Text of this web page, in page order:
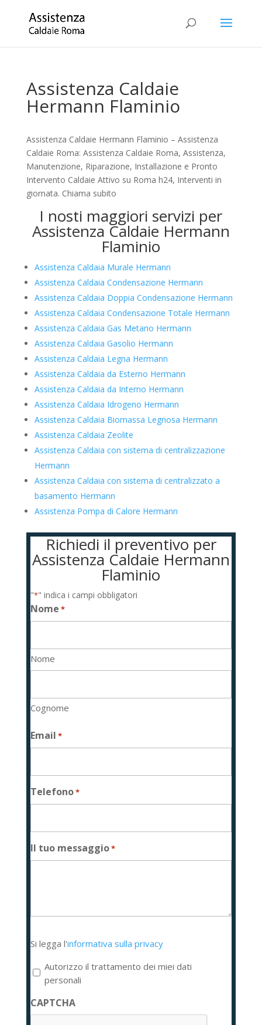
Assistenza Caldaie
Hermann Flaminio
Assistenza Caldaie Hermann Flaminio – Assistenza
Caldaie Roma: Assistenza Caldaie Roma, Assistenza,
Manutenzione, Riparazione, Installazione e Pronto
Intervento Caldaie Attivo su Roma h24, Interventi in
giornata. Chiama subito
I nosti maggiori servizi per
Assistenza Caldaie Hermann
Flaminio
Assistenza Caldaia Murale Hermann
Assistenza Caldaia Condensazione Hermann
Assistenza Caldaia Doppia Condensazione Hermann
Assistenza Caldaia Condensazione Totale Hermann
Assistenza Caldaia Gas Metano Hermann
Assistenza Caldaia Gasolio Hermann
Assistenza Caldaia Legna Hermann
Assistenza Caldaia da Esterno Hermann
Assistenza Caldaia da Interno Hermann
Assistenza Caldaia Idrogeno Hermann
Assistenza Caldaia Biomassa Legnosa Hermann
Assistenza Caldaia Zeolite
Assistenza Caldaia con sistema di centralizzazione
Hermann
Assistenza Caldaia con sistema di centralizzato a
basamento Hermann
Assistenza Pompa di Calore Hermann
Richiedi il preventivo per
Assistenza Caldaie Hermann
Flaminio
"*" indica i campi obbligatori
Nome *
Nome
Cognome
Email *
Telefono*
Il tuo messaggio*
legga
l'informativa
sulla
privacy
*
Si legga l'informativa sulla privacy
Autorizzo il trattamento dei miei dati
personali
CAPTCHA